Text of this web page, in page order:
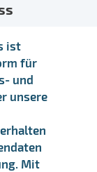
ist
für
und
unsere
Mit